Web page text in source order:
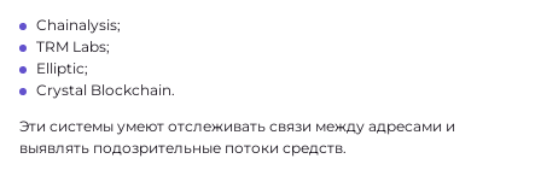
Chainalysis;
TRM Labs;
Elliptic;
Crystal Blockchain.
Эти системы умеют отслеживать связи между адресами и
выявлять подозрительные потоки средств.